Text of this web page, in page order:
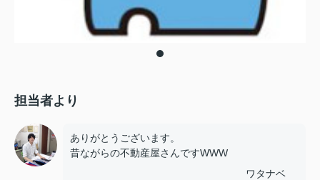
担当者より
ありがとうございます。
昔ながらの不動産屋さんですWWW
ワタナベ